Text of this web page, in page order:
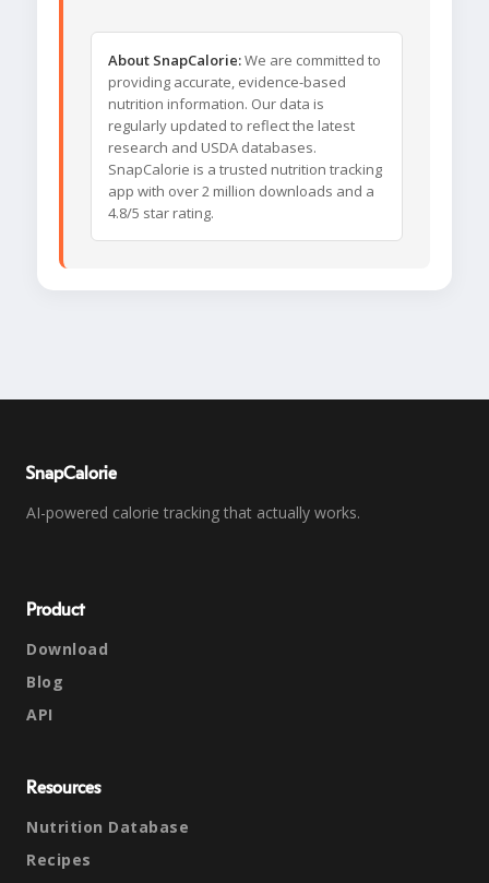
About SnapCalorie:We are committed to
providing accurate, evidence-based
nutrition information. Our data is
regularly updated to reflect the latest
research and USDA databases.
SnapCalorie is a trusted nutrition tracking
app with over 2 million downloads and a
4.8/5 star rating.
SnapCalorie
AI-powered calorie tracking that actually works.
Product
Download
Blog
API
Resources
Nutrition Database
Recipes